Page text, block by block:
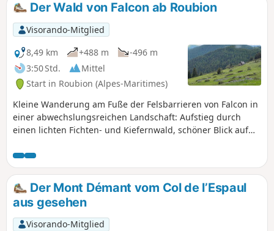
Der Wald von Falcon ab Roubion
Visorando-Mitglied
8,49 km
+488 m
-496 m
3:50 Std.
Mittel
Start in Roubion (Alpes-Maritimes)
Kleine Wanderung am Fuße der Felsbarrieren von Falcon in
einer abwechslungsreichen Landschaft: Aufstieg durch
einen lichten Fichten- und Kiefernwald, schöner Blick auf
den Schafställen und Weilern von Falcon und Les Vallons.
Diese Wanderung wird im kleinen Wanderführer „Rando
Passion” vorgeschlagen, der vom Fremdenverkehrsamt von
Roubion herausgegeben wird. Der Höhenunterschied ist
geringer als der von Visorando angegebene, er beträgt
etwa 400 Meter.
Der Mont Démant vom Col de l’Espaul
aus gesehen
Visorando-Mitglied